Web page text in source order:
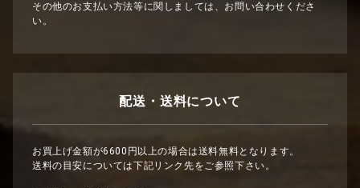
その他のお支払い方法等に関しましては、お問い合わせくださ
い。
配送・送料について
お買上げ金額が6600円以上の場合は送料無料となります。
送料の目安については下記リンク先をご参照下さい。